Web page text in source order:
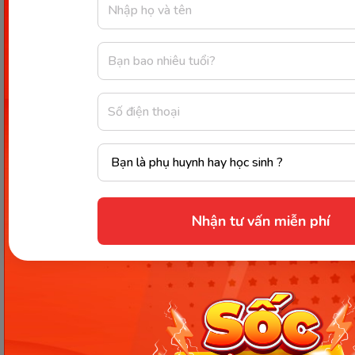
Nhận tư vấn miễn phí
Gà tần hạt sen cùng rau ngải
Một món ăn giàu dinh dưỡng vừa giúp chắc khỏe
xương vừa lợi sữa. Monkey rất khuyến khích để gia
đình đưa món ngon này lên đầu thực đơn tẩm bổ,
lấy lại sức cho mẹ sau sinh đấy. Các bước chế biến
Làm sạch gà và rau ngải. Sau đó, ngâm
một lượng hạt sen vừa đủ ăn.
Nhồi ngải cứu cùng hạt sen đã ngâm
vào bụng gà. Tiếp theo, nêm gia vị vừa miệng.
Cho gà được nhồi vào nồi để ninh đến
khi thịt chín nhừ và mềm ngon. Bỏ hỗn hợp gà
cùng hạt sen, rau ngải cứu ra bát tô và tranh